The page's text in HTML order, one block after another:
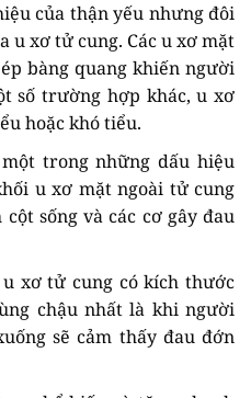
của thận yếu nhưng đôi
u xơ tử cung. Các u xơ mặt
bàng quang khiến người
số trường hợp khác, u xơ
hoặc khó tiểu.
trong những dấu hiệu
u xơ mặt ngoài tử cung
sống và các cơ gây đau
xơ tử cung có kích thước
chậu nhất là khi người
sẽ cảm thấy đau đớn